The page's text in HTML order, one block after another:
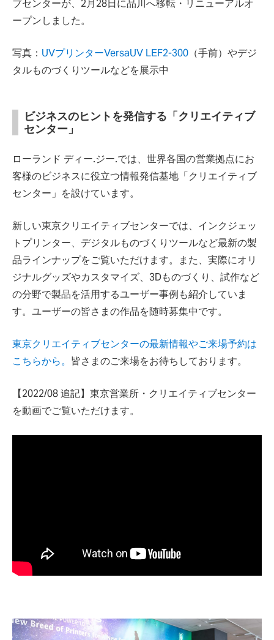
ブセンターが、2月28日に品川へ移転・リニューアルオ
ープンしました。
写真： UVプリンターVersaUV LEF2-300 （手前）やデジ
タルものづくりツールなどを展示中
ビジネスのヒントを発信する「クリエイティブ
センター」
ローランド ディー.ジー.では、世界各国の営業拠点にお
客様のビジネスに役立つ情報発信基地「クリエイティブ
センター」を設けています。
新しい東京クリエイティブセンターでは、インクジェッ
トプリンター、デジタルものづくりツールなど最新の製
品ラインナップをご覧いただけます。また、実際にオリ
ジナルグッズやカスタマイズ、3Dものづくり、試作など
の分野で製品を活用するユーザー事例も紹介していま
す。ユーザーの皆さまの作品を随時募集中です。
東京クリエイティブセンターの最新情報やご来場予約は
こちらから。 皆さまのご来場をお待ちしております。
【2022/08 追記】東京営業所・クリエイティブセンター
を動画でご覧いただけます。